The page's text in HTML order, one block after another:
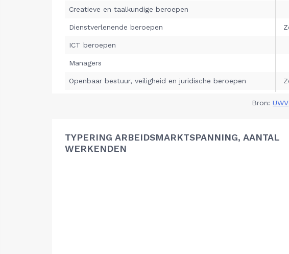
Bron: UWV
TYPERING ARBEIDSMARKTSPANNING, AANTAL
WERKENDEN